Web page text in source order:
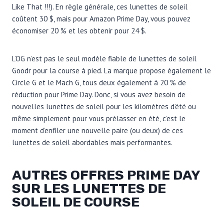
Like That !!!). En règle générale, ces lunettes de soleil
coûtent 30 $, mais pour Amazon Prime Day, vous pouvez
économiser 20 % et les obtenir pour 24 $.
L’OG n’est pas le seul modèle fiable de lunettes de soleil
Goodr pour la course à pied. La marque propose également le
Circle G et le Mach G, tous deux également à 20 % de
réduction pour Prime Day. Donc, si vous avez besoin de
nouvelles lunettes de soleil pour les kilomètres d’été ou
même simplement pour vous prélasser en été, c’est le
moment d’enfiler une nouvelle paire (ou deux) de ces
lunettes de soleil abordables mais performantes.
AUTRES OFFRES PRIME DAY
SUR LES LUNETTES DE
SOLEIL DE COURSE